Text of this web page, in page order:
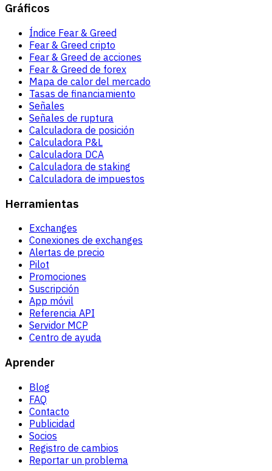
Gráficos
Índice Fear & Greed
Fear & Greed cripto
Fear & Greed de acciones
Fear & Greed de forex
Mapa de calor del mercado
Tasas de financiamiento
Señales
Señales de ruptura
Calculadora de posición
Calculadora P&L
Calculadora DCA
Calculadora de staking
Calculadora de impuestos
Herramientas
Exchanges
Conexiones de exchanges
Alertas de precio
Pilot
Promociones
Suscripción
App móvil
Referencia API
Servidor MCP
Centro de ayuda
Aprender
Blog
FAQ
Contacto
Publicidad
Socios
Registro de cambios
Reportar un problema